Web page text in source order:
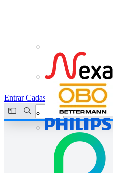
EntrarCadastrar